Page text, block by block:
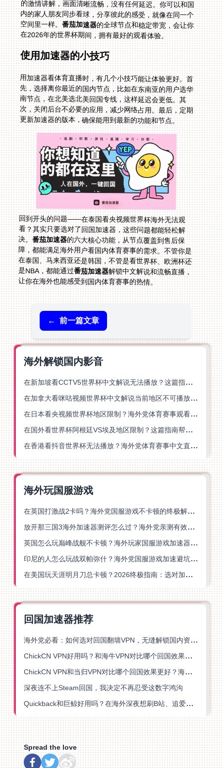
空间里一样。番茄加速器的全球节点和稳定带宽，会让你
在2026年的世界杯期间，拥有最好的观看体验。
使用加速器的小技巧
用加速器看体育直播时，有几个小技巧能让体验更好。首
先，选择离你最近的国内节点，比如在东南亚的用户选华
南节点，在北美选北美回国专线，这样延迟会更低。其
次，关闭后台不必要的应用，减少网络占用。最后，定期
更新加速器的版本，确保能用到最新的功能和节点。
回到开头的问题——在泰国看央视频世界杯海外无法观
看？其实只要选对了回国加速器，这些问题都能轻松解
决。番茄加速器的六大核心功能，从节点覆盖到售后保
障，都能满足海外用户看国内体育赛事的需求。不管你是
在泰国、马来西亚还是韩国，不管是看世界杯、欧洲杯还
是NBA，都能通过番茄加速器解锁中文解说和流畅直播，
让你在海外也能感受到国内体育赛事的热情。
← 前一篇文章
海外解锁国内影音
在新加坡看CCTV5世界杯中文解说无法播放？这篇指南帮你解锁海外体育直播自由
在加拿大看咪咕视频世界杯中文解说当前地区不可播放？这篇指南帮你一键解决
在日本看央视频世界杯地区限制？海外党体育赛事观看终极指南
在国外看世界杯阿根廷VS埃及地区限制？这篇指南帮你搞定中文直播+解说
在香港看抖音世界杯无法播放？海外党体育赛事中文直播终极指南
海外玩国服游戏
在英国打激战2卡吗？海外党国服游戏不卡顿的终极解决方案
放开那三国3海外加速器测评怎么过？海外党亲测有效的国服游戏加速指南
英国怎么玩巅峰战舰不卡顿？海外玩家国服游戏加速器终极指南
印尼的人怎么玩战双帕弥什？海外党国服游戏加速避坑指南
在美国玩天涯明月刀总卡顿？2026终极指南：选对加速器让你丝滑连招
回国加速器推荐
海外党必看：如何选对回国翻墙VPN，无缝解锁国内资源？
ChickCN VPN好用吗？和海牛VPN对比哪个回国效果更好？
ChickCN VPN和当归VPN对比哪个回国效果更好？海外党亲测后选了它
深夜连不上Steam回国，我决定不再忍受这数字鸿沟
Quickback和巨鲸好用吗？在海外深夜想刷B站、追爱奇艺的你，或许正需要这份答案
Spread the love